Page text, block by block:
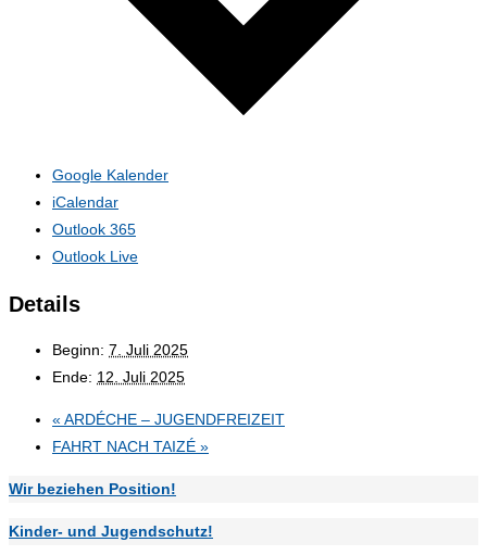
Google Kalender
iCalendar
Outlook 365
Outlook Live
Details
Beginn: 7. Juli 2025
Ende: 12. Juli 2025
« ARDÉCHE – JUGENDFREIZEIT
FAHRT NACH TAIZÉ »
Wir beziehen Position!
Kinder- und Jugendschutz!